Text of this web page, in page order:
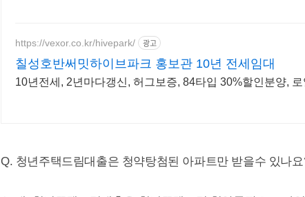
https://vexor.co.kr/hivepark/ 광고
칠성호반써밋하이브파크 홍보관 10년 전세임대
10년전세, 2년마다갱신, 허그보증, 84타입 30%할인분양,
Q. 청년주택드림대출은 청약탕첨된 아파트만 받을수 있나